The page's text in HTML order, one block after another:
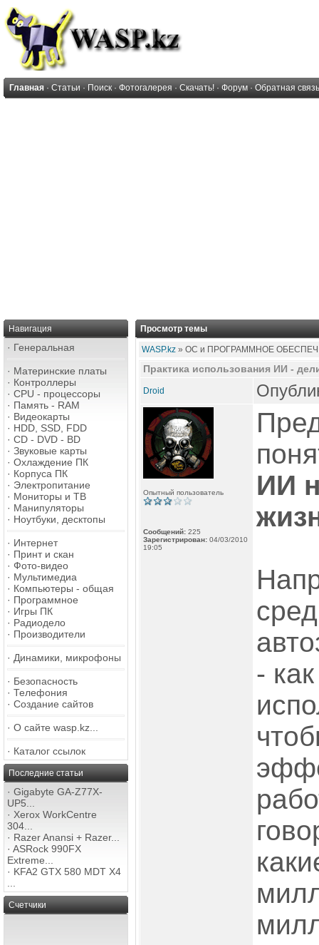
Главная · Статьи · Поиск · Фотогалерея · Скачать! · Форум · Обратная связь
Навигация
· Генеральная
· Материнские платы
· Контроллеры
· CPU - процессоры
· Память - RAM
· Видеокарты
· HDD, SSD, FDD
· CD - DVD - BD
· Звуковые карты
· Охлаждение ПК
· Корпуса ПК
· Электропитание
· Мониторы и ТВ
· Манипуляторы
· Ноутбуки, десктопы
· Интернет
· Принт и скан
· Фото-видео
· Мультимедиа
· Компьютеры - общая
· Программное
· Игры ПК
· Радиодело
· Производители
· Динамики, микрофоны
· Безопасность
· Телефония
· Создание сайтов
· О сайте wasp.kz...
· Каталог ссылок
Последние статьи
· Gigabyte GA-Z77X-
UP5...
· Xerox WorkCentre
304...
· Razer Anansi + Razer...
· ASRock 990FX
Extreme...
· KFA2 GTX 580 MDT X4
Счетчики
Просмотр темы
WASP.kz » ОС и ПРОГРАММНОЕ
Практика использования ИИ -
Droid
Опытный пользователь
Сообщений: 225
Зарегистрирован: 04/03/2010
19:05
ИИ
-